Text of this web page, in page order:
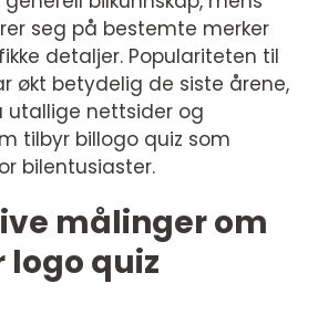
seg på bestemte merker
detaljer. Populariteten til
økt betydelig de siste årene,
utallige nettsider og
tilbyr billogo quiz som
bilentusiaster.
målinger om
quiz